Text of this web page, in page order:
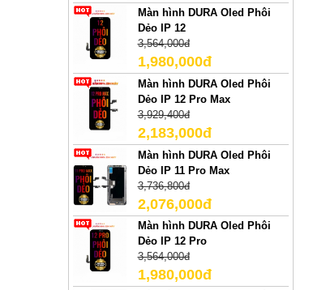
Màn hình DURA Oled Phôi
Dẻo IP 12
3,564,000đ
1,980,000đ
Màn hình DURA Oled Phôi
Dẻo IP 12 Pro Max
3,929,400đ
2,183,000đ
Màn hình DURA Oled Phôi
Dẻo IP 11 Pro Max
3,736,800đ
2,076,000đ
Màn hình DURA Oled Phôi
Dẻo IP 12 Pro
3,564,000đ
1,980,000đ